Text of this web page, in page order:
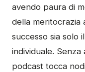
avendo paura di
della meritocrazia
successo sia solo
individuale.
podcast tocca